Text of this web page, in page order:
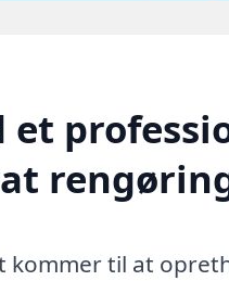
et
kommer til at